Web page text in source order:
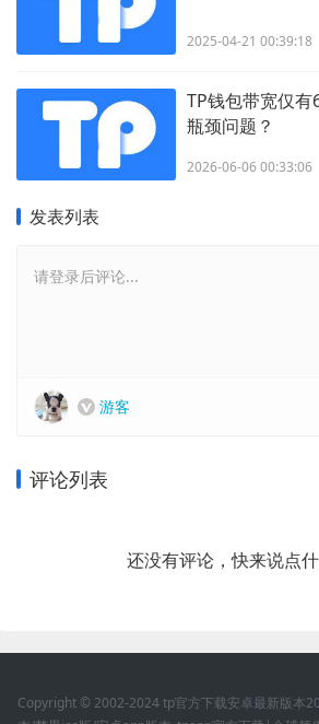
2025-04-21 00:39:18
TP钱包带宽仅
瓶颈问题？
2026-06-06 00:33:06
发表列表
请登录后评论...
游客
评论列表
还没有评论，快来说点
Copyright © 2002-2024 tp官方下载安卓最新版本